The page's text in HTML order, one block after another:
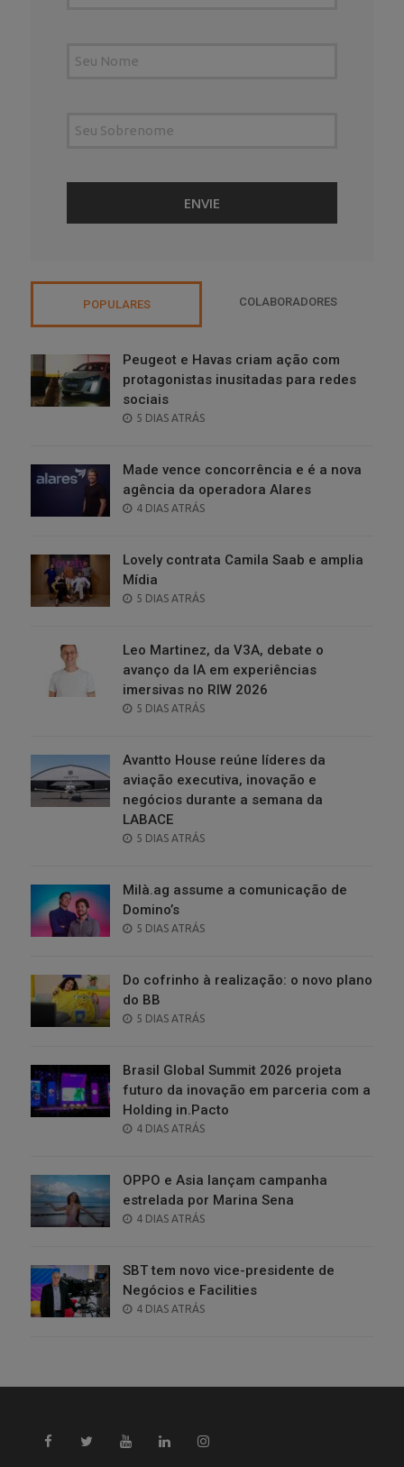
POPULARES COLABORADORES
Peugeot e Havas criam ação com
protagonistas inusitadas para redes
sociais
POSTED
5 DIAS ATRÁS
Made vence concorrência e é a nova
agência da operadora Alares
POSTED
4 DIAS ATRÁS
Lovely contrata Camila Saab e amplia
Mídia
POSTED
5 DIAS ATRÁS
Leo Martinez, da V3A, debate o
avanço da IA em experiências
imersivas no RIW 2026
POSTED
5 DIAS ATRÁS
Avantto House reúne líderes da
aviação executiva, inovação e
negócios durante a semana da
LABACE
POSTED
5 DIAS ATRÁS
Milà.ag assume a comunicação de
Domino’s
POSTED
5 DIAS ATRÁS
Do cofrinho à realização: o novo plano
do BB
POSTED
5 DIAS ATRÁS
Brasil Global Summit 2026 projeta
futuro da inovação em parceria com a
Holding in.Pacto
POSTED
4 DIAS ATRÁS
OPPO e Asia lançam campanha
estrelada por Marina Sena
POSTED
4 DIAS ATRÁS
SBT tem novo vice-presidente de
Negócios e Facilities
POSTED
4 DIAS ATRÁS